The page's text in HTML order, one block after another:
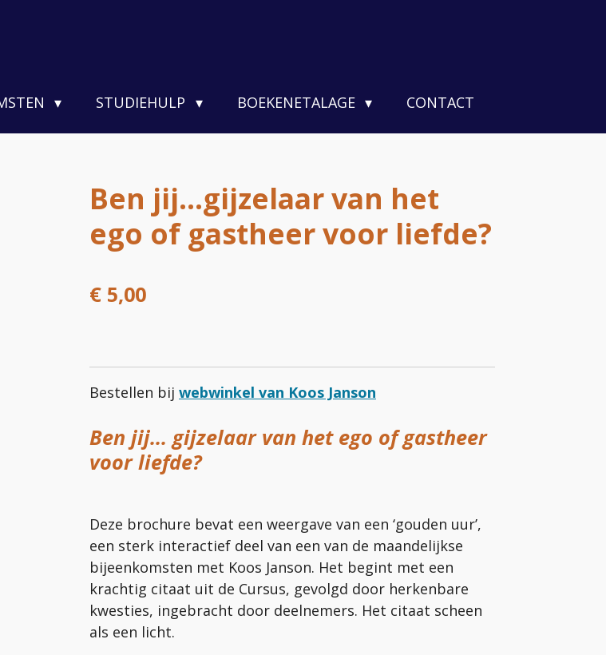
STUDIEHULP BOEKENETALAGE CONTACT
Ben jij...gijzelaar van het
ego of gastheer voor liefde?
€ 5,00
Bestellen bij webwinkel van Koos Janson
Ben jij... gijzelaar van het ego of gastheer
voor liefde?
Deze brochure bevat een weergave van een ‘gouden uur’,
een sterk interactief deel van een van de maandelijkse
bijeenkomsten met Koos Janson. Het begint met een
krachtig citaat uit de Cursus, gevolgd door herkenbare
kwesties, ingebracht door deelnemers. Het citaat scheen
als een licht.